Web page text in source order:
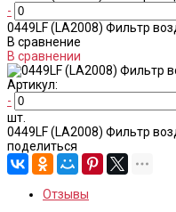
-
0449LF (LA2008) Фильтр
В сравнение
В сравнении
Артикул:
-
шт.
0449LF (LA2008) Фильтр
поделиться
Отзывы